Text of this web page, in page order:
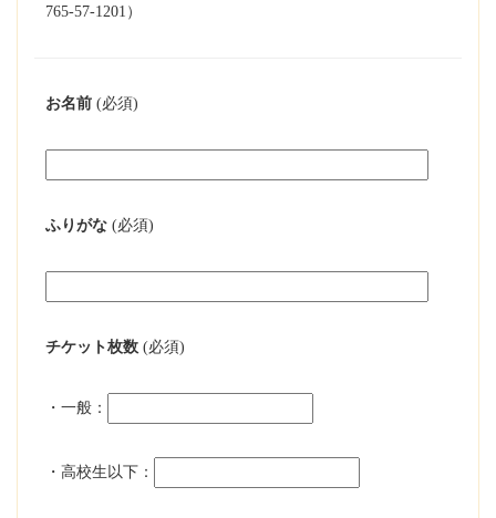
765-57-1201）
お名前 (必須)
ふりがな (必須)
チケット枚数 (必須)
・一般：
・高校生以下：